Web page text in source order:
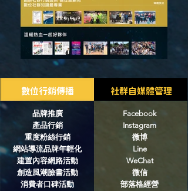
​數位行銷傳播 社群自媒體管理
品牌推廣
產品行銷
重度粉絲行銷
網站導流品牌年輕化
建置內容網路活動
創造風潮臉書活動
消費者口碑活動
Facebook
Instagram
微博
Line
WeChat
微信
部落格經營